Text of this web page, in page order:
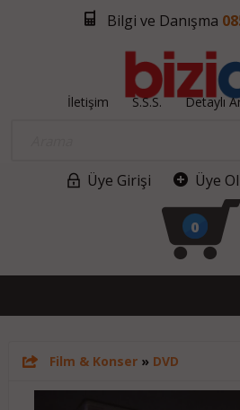
Bilgi ve Danışma
İletişim S.S.S. Detaylı
Üye Girişi Üye
0
Film & Konser» DVD